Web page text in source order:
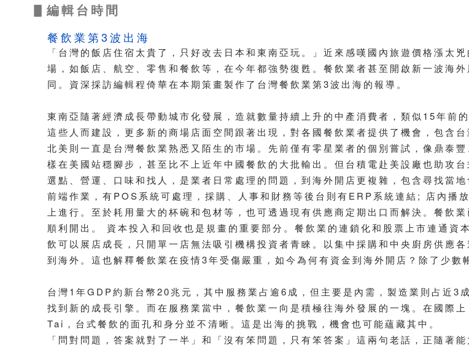
▋編輯台時間
餐飲業第3波出海
「台灣的飯店住宿太貴了，只好改去日本和東南亞玩。」近來感嘆國內旅遊價格漲太
場，如飯店、航空、零售和餐飲等，在今年都強勢復甦。餐飲業者甚至開啟新一波海
同。資深採訪編輯程倚華在本期策畫製作了台灣餐飲業第3波出海的報導。
東南亞隨著經濟成長帶動城市化發展，造就數量持續上升的中產消費者，類似15年前
這些人而建設，更多新的商場店面空間跟著出現，對各國餐飲業者提供了機會，包含台
北美則一直是台灣餐飲業熟悉又陌生的市場。先前僅有零星業者的個別嘗試，像鼎泰
樣在美國站穩腳步，甚至比不上近年中國餐飲的大批輸出。但台積電赴美設廠也助攻台
選點、營運、口味和找人，是業者日常處理的問題，到海外開店更複雜，包含尋找當
前端作業，有POS系統可處理，採購、人事和財務等後台則有ERP系統連結; 店內播
上進行。至於耗用量大的杯碗和包材等，也可透過現有供應商定期出口而解決。餐飲
順利開出。 資本投入和回收也是規畫的重要部分。餐飲業的連鎖化和股票上市連通
飲可以展店成長，只開單一店無法吸引機構投資者青睞。以集中採購和中央廚房供應
到海外。這也解釋餐飲業在疫情3年受傷嚴重，如今為何有資金到海外開店？除了少數
台灣1年GDP約新台幣20兆元，其中服務業占逾6成，但主要是內需，製造業則占近3
找到新的成長引擎。而在服務業當中，餐飲業一向是積極往海外發展的一塊。在國
Tai，台式餐飲的面孔和身分並不清晰。這是出海的挑戰，機會也可能蘊藏其中。
「問對問題，答案就對了一半」和「沒有笨問題，只有笨答案」這兩句老話，正隨著